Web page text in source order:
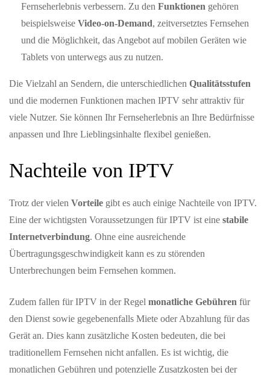
Fernseherlebnis verbessern. Zu den Funktionen gehören
beispielsweise Video-on-Demand, zeitversetztes Fernsehen
und die Möglichkeit, das Angebot auf mobilen Geräten wie
Tablets von unterwegs aus zu nutzen.
Die Vielzahl an Sendern, die unterschiedlichen Qualitätsstufen
und die modernen Funktionen machen IPTV sehr attraktiv für
viele Nutzer. Sie können Ihr Fernseherlebnis an Ihre Bedürfnisse
anpassen und Ihre Lieblingsinhalte flexibel genießen.
Nachteile von IPTV
Trotz der vielen Vorteile gibt es auch einige Nachteile von IPTV.
Eine der wichtigsten Voraussetzungen für IPTV ist eine stabile
Internetverbindung. Ohne eine ausreichende
Übertragungsgeschwindigkeit kann es zu störenden
Unterbrechungen beim Fernsehen kommen.
Zudem fallen für IPTV in der Regel monatliche Gebühren für
den Dienst sowie gegebenenfalls Miete oder Abzahlung für das
Gerät an. Dies kann zusätzliche Kosten bedeuten, die bei
traditionellem Fernsehen nicht anfallen. Es ist wichtig, die
monatlichen Gebühren und potenzielle Zusatzkosten bei der